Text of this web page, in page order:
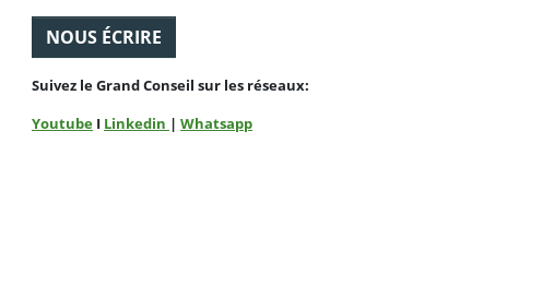
NOUS ÉCRIRE
Suivez le Grand Conseil sur les réseaux:
Youtube I Linkedin | Whatsapp